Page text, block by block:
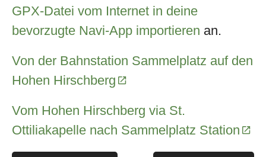
GPX-Datei vom Internet in deine
bevorzugte Navi-App importieren an.
Von der Bahnstation Sammelplatz auf den
Hohen Hirschberg
Vom Hohen Hirschberg via St.
Ottiliakapelle nach Sammelplatz Station